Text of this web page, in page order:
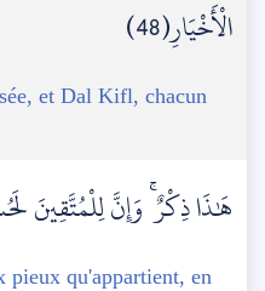
الْأَخْيَارِ(48)
et Dal Kifl, chacun
هَٰذَا ذِكْرٌ ۚ وَإِنَّ لِلْمُتَّقِينَ
pieux qu'appartient, en